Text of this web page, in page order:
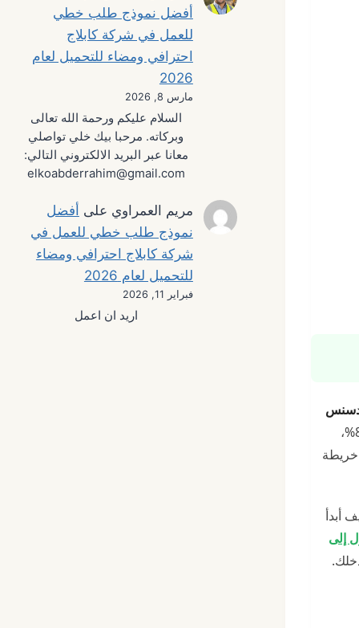
لم يعد مجرد حلم، بل أصبح واقعًا ملموسًا لآلاف الشباب المغاربة. مع تزايد استخدام الإنترنت في المملكة بنسبة تتجاوز 88%،
أبدأ
إلى
أفضل نموذج طلب خطي
للعمل في شركة كابلاج
احترافي ومضاء للتحميل لعام
2026
مارس 8, 2026
السلام عليكم ورحمة الله تعالى
وبركاته. مرحبا بيك خلي تواصلي
معانا عبر البريد الالكتروني التالي:
elkoabderrahim@gmail.com
مريم العمراوي على أفضل
نموذج طلب خطي للعمل في
شركة كابلاج احترافي ومضاء
للتحميل لعام 2026
فبراير 11, 2026
اريد ان اعمل